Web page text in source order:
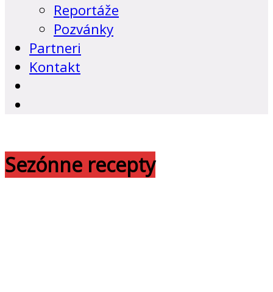
Reportáže
Pozvánky
Partneri
Kontakt
Sezónne recepty